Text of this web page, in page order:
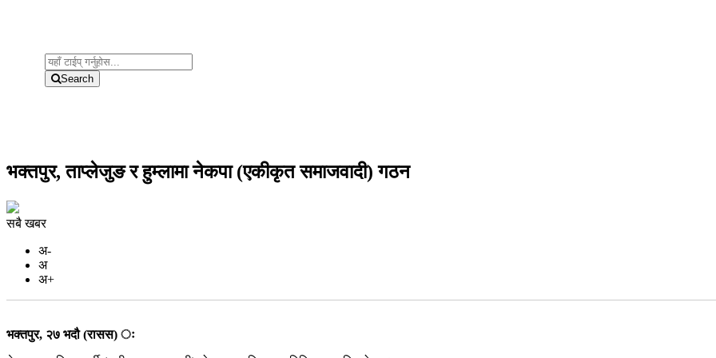
Search
भक्तपुर, ताप्लेजुङ र हुम्लामा नेकपा (एकीकृत समाजवादी) गठन
सबै खबर
अ-
अ
अ+
भक्तपुर, २७ भदौ (रासस) ः